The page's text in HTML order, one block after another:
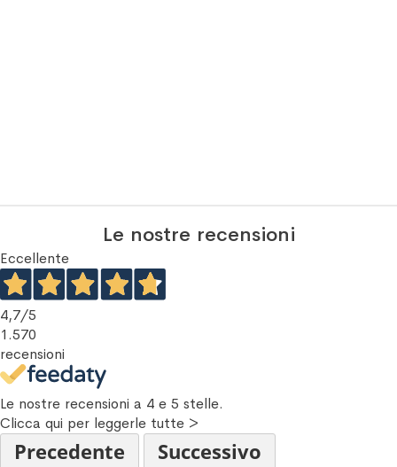
Le nostre recensioni
Eccellente
4,7/5
1.570
recensioni
Le nostre recensioni a 4 e 5 stelle.
Clicca qui per leggerle tutte >
Precedente Successivo